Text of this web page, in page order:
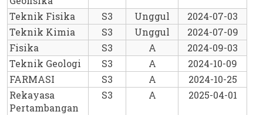
Teknik Fisika S3 Unggul
2024-07-03
Teknik Kimia
S3 Unggul
2024-07-09
Fisika
S3 A
2024-09-03
Teknik Geologi
S3 A
2024-10-09
FARMASI
S3 A
2024-10-25
Rekayasa
Pertambangan
S3 A 2025-04-01